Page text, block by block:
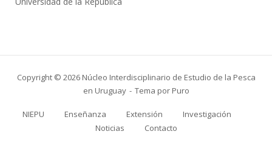
Copyright © 2026 Núcleo Interdisciplinario de Estudio de la Pesca
en Uruguay
Tema por Puro
NIEPU Enseñanza Extensión
Investigación
Noticias
Contacto